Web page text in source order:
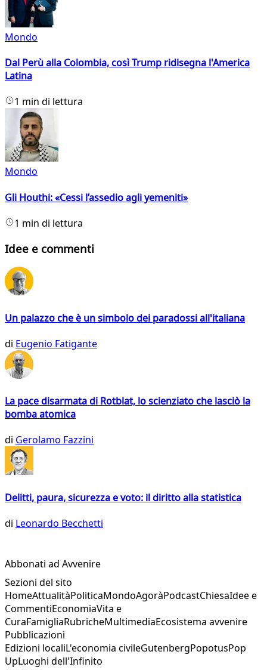
Mondo
Dal Perù alla Colombia, così Trump ridisegna l'America
Latina
1 min di lettura
Mondo
Gli Houthi: «Cessi l’assedio agli yemeniti»
1 min di lettura
Idee e commenti
Un palazzo che è un simbolo dei paradossi all'italiana
di Eugenio Fatigante
La pace disarmata di Rotblat, lo scienziato che lasciò la
bomba atomica
di Gerolamo Fazzini
Delitti, paura, sicurezza e voto: il diritto alla statistica
di Leonardo Becchetti
Abbonati ad Avvenire
Sezioni del sito
HomeAttualitàPoliticaMondoAgoràPodcastChiesaIdee e
CommentiEconomiaVita e
CuraFamigliaRubricheMultimediaEcosistema avvenire
Pubblicazioni
Edizioni localiL'economia civileGutenbergPopotusPop
UpLuoghi dell'Infinito